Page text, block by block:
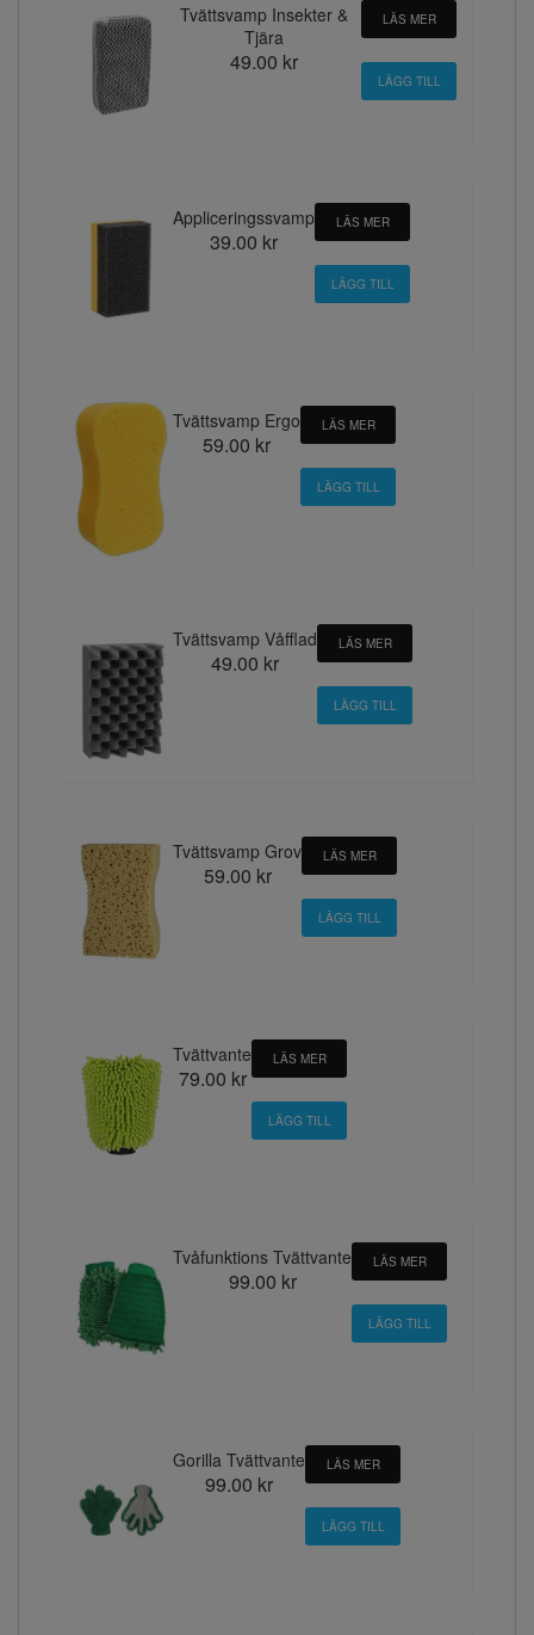
Tvättsvamp Insekter &
Tjära
49.00 kr
LÄS MER
Appliceringssvamp
39.00 kr
LÄS MER
Tvättsvamp Ergo
59.00 kr
LÄS MER
Tvättsvamp Våfflad
49.00 kr
LÄS MER
Tvättsvamp Grov
59.00 kr
LÄS MER
Tvättvante
79.00 kr
LÄS MER
Tvåfunktions Tvättvante
99.00 kr
LÄS MER
Gorilla Tvättvante
99.00 kr
LÄS MER